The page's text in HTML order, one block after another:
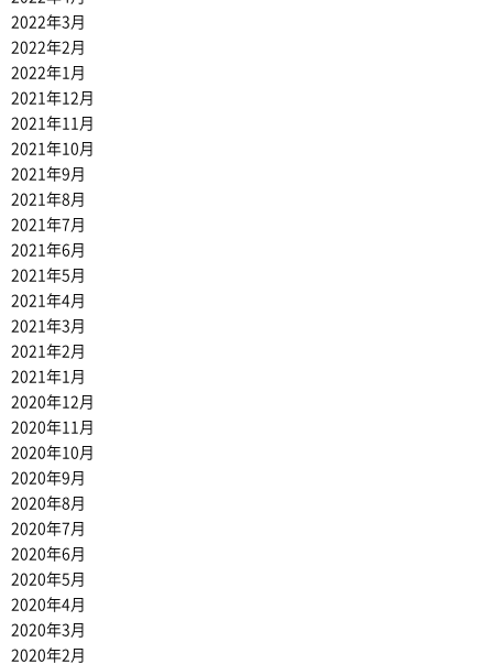
2022年3月
2022年2月
2022年1月
2021年12月
2021年11月
2021年10月
2021年9月
2021年8月
2021年7月
2021年6月
2021年5月
2021年4月
2021年3月
2021年2月
2021年1月
2020年12月
2020年11月
2020年10月
2020年9月
2020年8月
2020年7月
2020年6月
2020年5月
2020年4月
2020年3月
2020年2月